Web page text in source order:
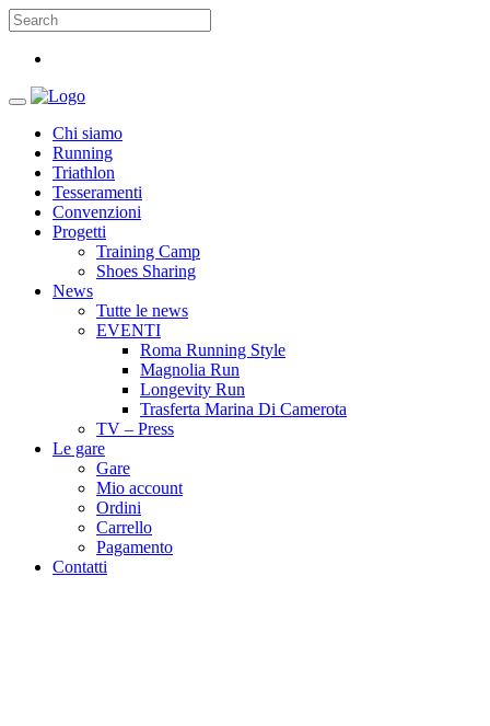
Chi siamo
Running
Triathlon
Tesseramenti
Convenzioni
Progetti
Training Camp
Shoes Sharing
News
Tutte le news
EVENTI
Roma Running Style
Magnolia Run
Longevity Run
Trasferta Marina Di Camerota
TV – Press
Le gare
Gare
Mio account
Ordini
Carrello
Pagamento
Contatti